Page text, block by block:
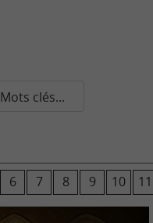
Mots clés...
6 7 8 9 10 11